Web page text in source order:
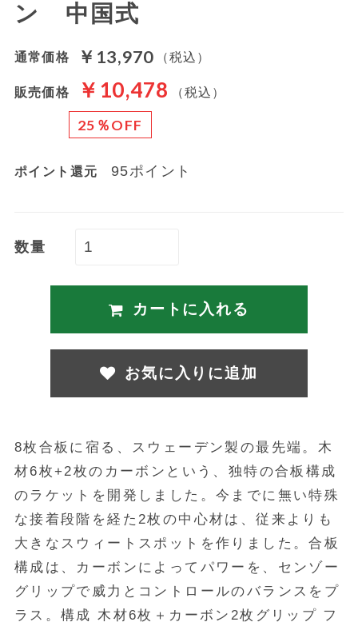
ン 中国式
通常価格 ￥13,970 （税込）
販売価格 ￥10,478 （税込）
25％OFF
ポイント還元 95ポイント
数量
カートに入れる
お気に入りに追加
8枚合板に宿る、スウェーデン製の最先端。木
材6枚+2枚のカーボンという、独特の合板構成
のラケットを開発しました。今までに無い特殊
な接着段階を経た2枚の中心材は、従来よりも
大きなスウィートスポットを作りました。合板
構成は、カーボンによってパワーを、センゾー
グリップで威力とコントロールのバランスをプ
ラス。構成 木材6枚＋カーボン2枚グリップ フ